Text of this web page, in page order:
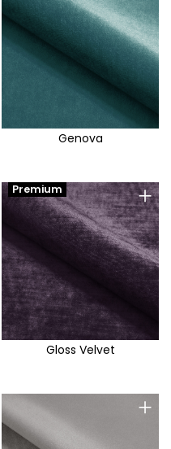
Genova
+
Premium
Gloss Velvet
+